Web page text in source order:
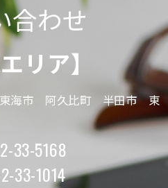
合わせ
リア】
海市 阿久比町 半田市 東
33-5168
33-1014